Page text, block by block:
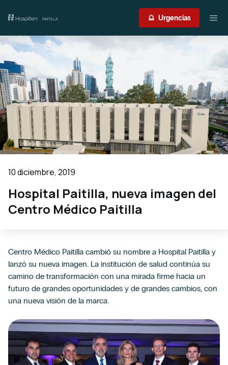
Urgencias
Guía del paciente
Atención médica
Servicios
International Patient
Contacto
Urgencias Portal de resultados
10 diciembre, 2019
Hospital Paitilla, nueva imagen del
Centro Médico Paitilla
Centro Médico Paitilla cambió su nombre a Hospital Paitilla y
lanzó su nueva imagen. La institución de salud continúa su
camino de transformación con una mirada firme hacia un
futuro de grandes oportunidades y de grandes cambios, con
una nueva visión de la marca.